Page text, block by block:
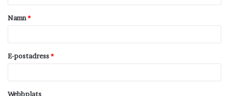
t
a
Namn*
E-postadress*
Webbplats